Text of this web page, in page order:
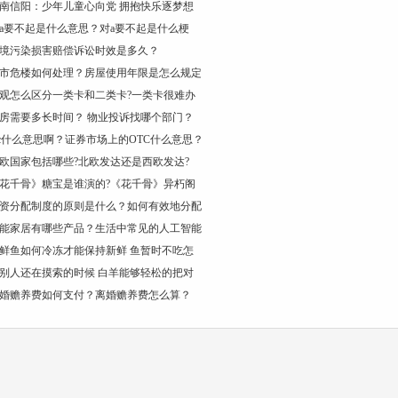
信阳：少年儿童心向党 拥抱快乐逐梦想
要不起是什么意思？对a要不起是什么梗
污染损害赔偿诉讼时效是多久？
危楼如何处理？房屋使用年限是怎么规定
怎么区分一类卡和二类卡?一类卡很难办
需要多长时间？ 物业投诉找哪个部门？
什么意思啊？证券市场上的OTC什么意思？
国家包括哪些?北欧发达还是西欧发达?
千骨》糖宝是谁演的?《花千骨》异朽阁
分配制度的原则是什么？如何有效地分配
家居有哪些产品？生活中常见的人工智能
鱼如何冷冻才能保持新鲜 鱼暂时不吃怎
人还在摸索的时候 白羊能够轻松的把对
赡养费如何支付？离婚赡养费怎么算？